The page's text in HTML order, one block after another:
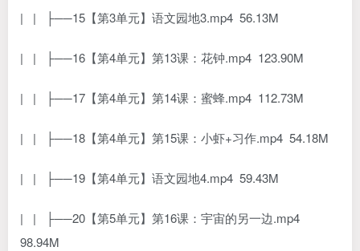
| | ├──15【第3单元】语文园地3.mp4 56.13M
| | ├──16【第4单元】第13课：花钟.mp4 123.90M
| | ├──17【第4单元】第14课：蜜蜂.mp4 112.73M
| | ├──18【第4单元】第15课：小虾+习作.mp4 54.18M
| | ├──19【第4单元】语文园地4.mp4 59.43M
| | ├──20【第5单元】第16课：宇宙的另一边.mp4
98.94M